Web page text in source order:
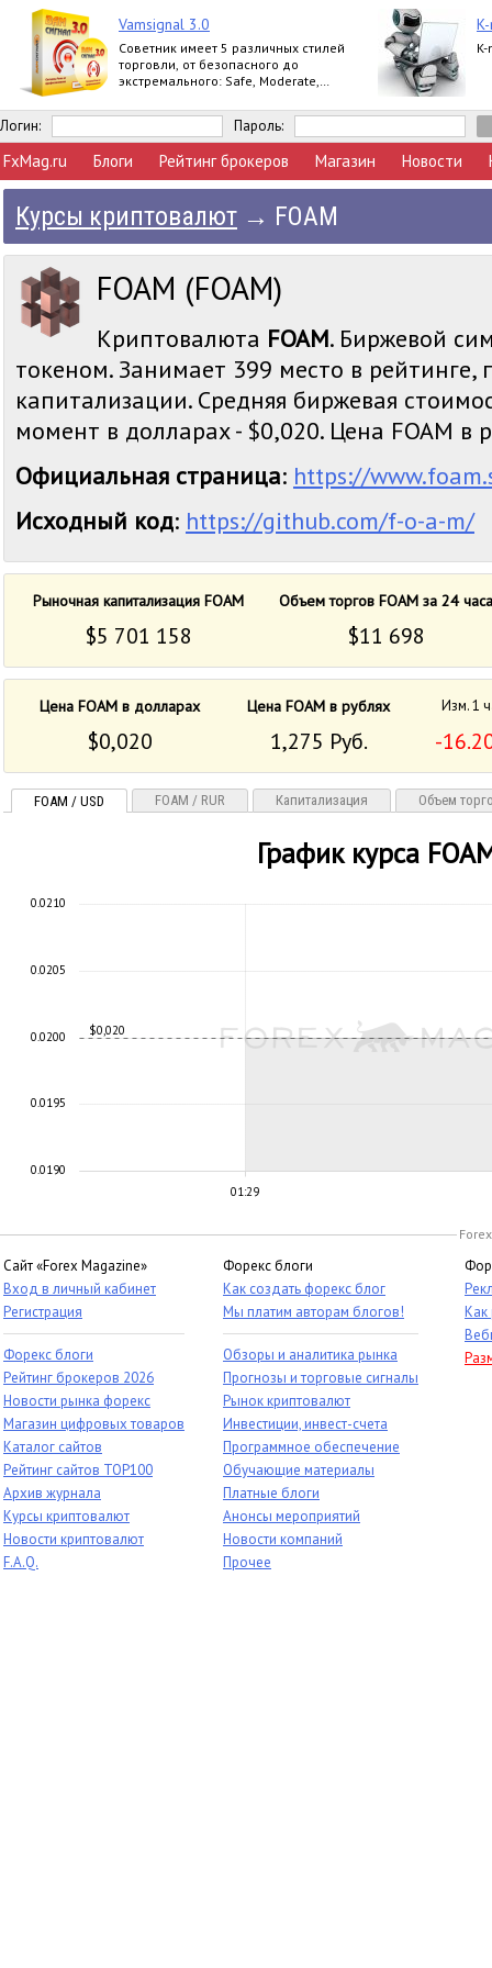
Vamsignal 3.0
Советник имеет 5 различных стилей
торговли, от безопасного до
экстремального: Safe, Moderate,
Логин: Пароль:
FxMag.ru Блоги Рейтинг брокеров Магазин Новости
Курсы криптовалют → FOAM
FOAM (FOAM)
Криптовалюта FOAM. Биржевой
токеном. Занимает 399 место в
капитализации. Средняя биржевая
момент в долларах - $0,020. Цена FOAM в
Официальная страница: https://
Исходный код: https://github.com/f-o-a-m/
Рыночная капитализация FOAM Объем торгов FOAM за 24 часа
$5 701 158 $11 698
Цена FOAM в долларах Цена FOAM в рублях Изм. 1
$0,020 1,275 Руб. -
FOAM / USD FOAM / RUR Капитализация Объем
График курса
01:29
$0,020
0.0190
0.0195
0.0200
0.0205
0.0210
Сайт «Forex Magazine»
Вход в личный кабинет
Регистрация
Форекс блоги
Рейтинг брокеров 2026
Новости рынка форекс
Магазин цифровых товаров
Каталог сайтов
Рейтинг сайтов TOP100
Архив журнала
Курсы криптовалют
Новости криптовалют
F.A.Q.
Форекс блоги
Как создать форекс блог
Мы платим авторам блогов!
Обзоры и аналитика рынка
Прогнозы и торговые сигналы
Рынок криптовалют
Инвестиции, инвест-счета
Программное обеспечение
Обучающие материалы
Платные блоги
Анонсы мероприятий
Новости компаний
Прочее
Как